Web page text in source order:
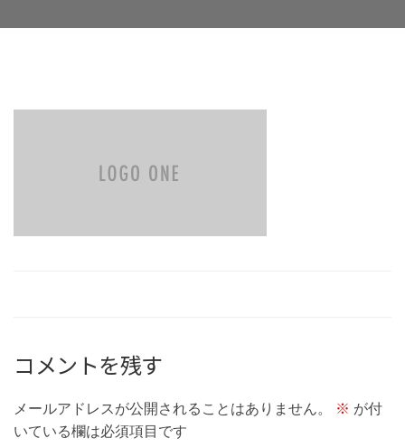
コメントを残す
メールアドレスが公開されることはありません。 ※ が付
いている欄は必須項目です